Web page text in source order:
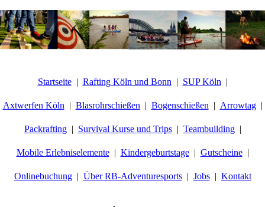
Startseite Rafting Köln und Bonn SUP Köln
Axtwerfen Köln Blasrohrschießen Bogenschießen Arrowtag
Packrafting Survival Kurse und Trips Teambuilding
Mobile Erlebniselemente Kindergeburtstage Gutscheine
Onlinebuchung Über RB-Adventuresports Jobs Kontakt